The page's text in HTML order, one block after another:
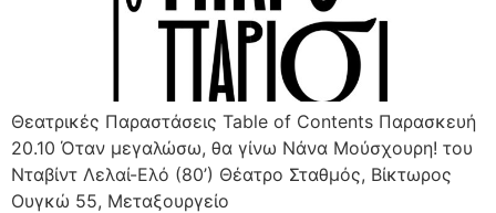
Θεατρικές Παραστάσεις Table of Contents Παρασκευή
20.10 Όταν μεγαλώσω, θα γίνω Νάνα Μούσχουρη! του
Νταβίντ Λελαί-Ελό (80’) Θέατρο Σταθμός, Βίκτωρος
Ουγκώ 55, Μεταξουργείο